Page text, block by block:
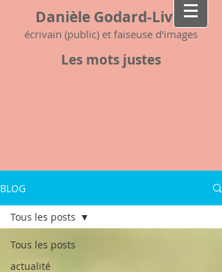
Danièle Godard-Livet
écrivain (public) et faiseuse d'images
Les mots justes
BLOG
Tous les posts
actualité
Tous les posts